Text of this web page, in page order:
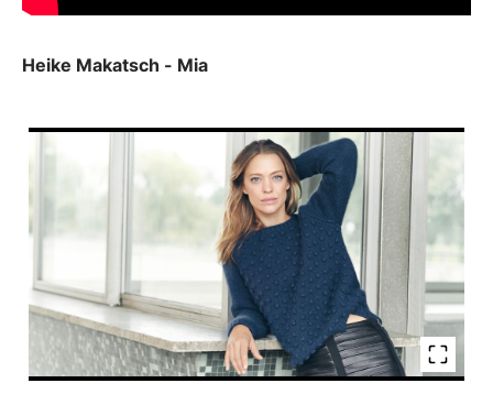
Heike Makatsch - Mia